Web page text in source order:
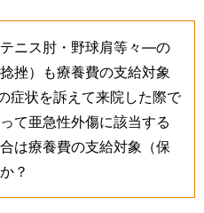
ニス肘・野球肩等々―の
挫）も療養費の支給対象
症状を訴えて来院した際で
て亜急性外傷に該当する
は療養費の支給対象（保
？